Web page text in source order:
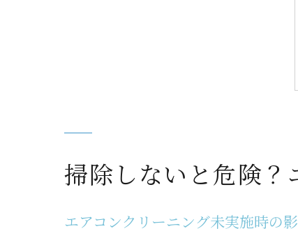
掃除しないと危険？
エアコンクリーニング未実施時の